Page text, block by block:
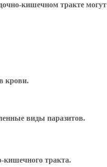
кишечном тракте могут
крови.
виды паразитов.
кишечного тракта.